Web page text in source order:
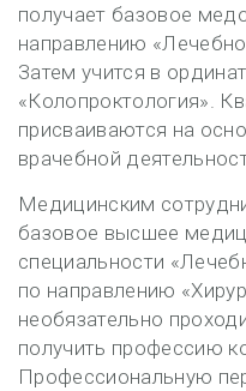
получает базовое
направлению
Затем учится в
«Колопроктология».
присваиваются на
врачебной
Медицинским
базовое высшее
специальности
по направлению
необязательно
получить профессию
Профессиональную